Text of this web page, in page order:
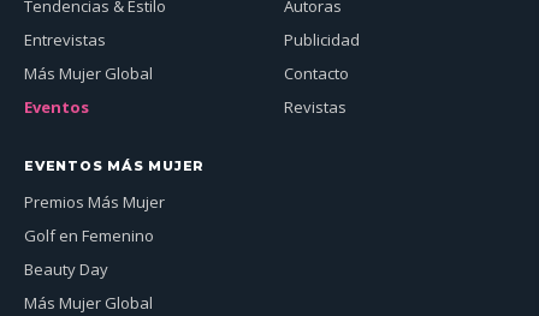
Tendencias & Estilo
Entrevistas
Más Mujer Global
Eventos
Autoras
Publicidad
Contacto
Revistas
EVENTOS MÁS MUJER
Premios Más Mujer
Golf en Femenino
Beauty Day
Más Mujer Global